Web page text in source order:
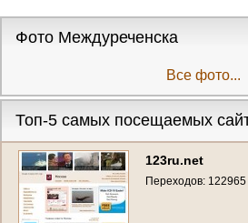
Фото Междуреченска
Все фото...
Топ-5 самых посещаемых
123ru.net
Переходов: 122965